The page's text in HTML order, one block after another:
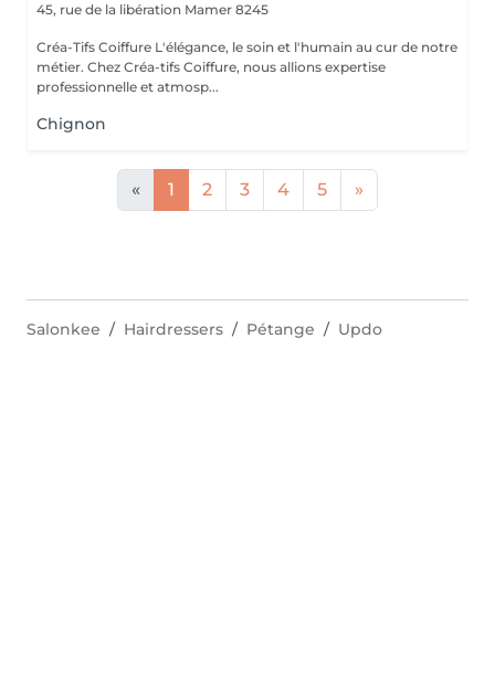
45, rue de la libération Mamer 8245
Créa-Tifs Coiffure L'élégance, le soin et l'humain au cur de notre
métier. Chez Créa-tifs Coiffure, nous allions expertise
professionnelle et atmosp...
Chignon
« 1 2 3 4 5 »
Salonkee Hairdressers Pétange Updo